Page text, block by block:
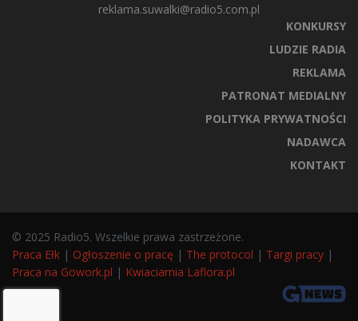
reklama.suwalki@radio5.com.pl
KONKURSY
LUDZIE RADIA
REKLAMA
PATRONAT MEDIALNY
POLITYKA PRYWATNOŚCI
NADAWCA
KONTAKT
© 2025 Radio5. Wszelkie prawa zastrzeżone.
Praca Ełk | Ogłoszenie o pracę | The protocol | Targi pracy |
Praca na Gowork.pl | Kwiaciarnia Laflora.pl